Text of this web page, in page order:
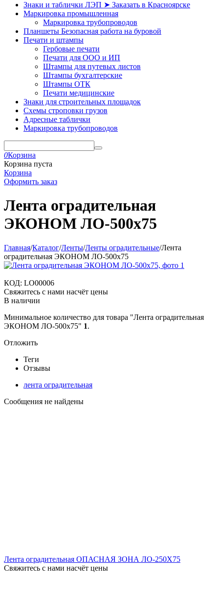
Знаки и таблички ЛЭП ➤ Заказать в Красноярске
Маркировка промышленная
Маркировка трубопроводов
Планшеты Безопасная работа на буровой
Печати и штампы
Гербовые печати
Печати для ООО и ИП
Штампы для путевых листов
Штампы бухгалтерские
Штампы ОТК
Печати медицинские
Знаки для строительных площадок
Схемы строповки грузов
Адресные таблички
Маркировка трубопроводов
0Корзина
Корзина пуста
Корзина
Оформить заказ
Лента оградительная
ЭКОНОМ ЛО-500x75
Главная/Каталог/Ленты/Ленты оградительные/Лента
оградительная ЭКОНОМ ЛО-500x75
КОД: LO00006
Свяжитесь с нами насчёт цены
В наличии
Минимальное количество для товара "Лента оградительная
ЭКОНОМ ЛО-500x75" 1.
Отложить
Теги
Отзывы
лента оградительная
Сообщения не найдены
Лента оградительная ОПАСНАЯ ЗОНА ЛО-250X75
Свяжитесь с нами насчёт цены